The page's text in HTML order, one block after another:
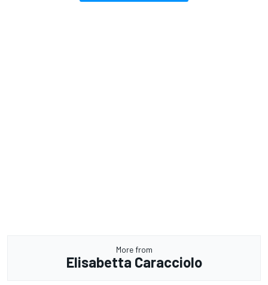
More from
Elisabetta Caracciolo